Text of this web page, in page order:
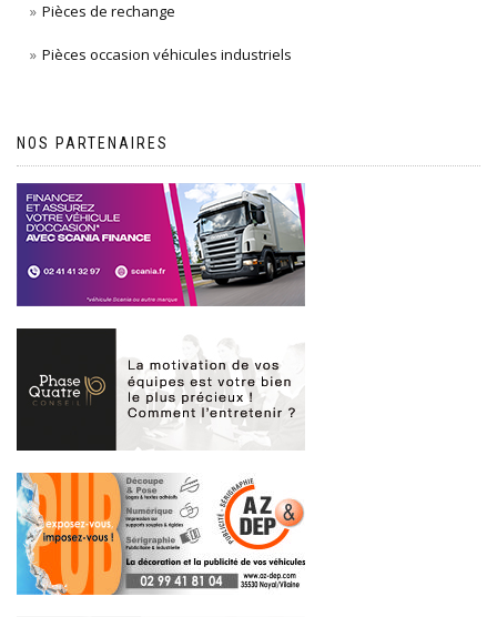
Pièces de rechange
Pièces occasion véhicules industriels
NOS PARTENAIRES